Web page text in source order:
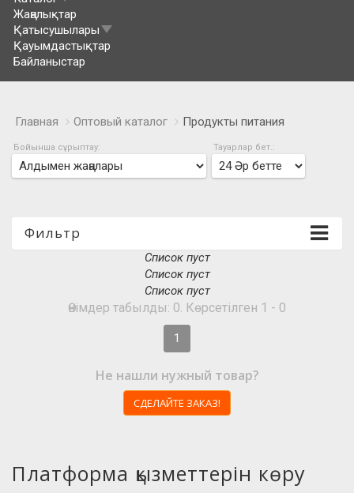
Жаңалықтар
Қатысушылары
Қауымдастықтар
Байланыстар
Главная Оптовый каталог Продукты питания
Бойынша сұрыптау: Тауарлар бет.:
Фильтр
Список пуст
Список пуст
Список пуст
Өнімдер табылды: 0. Көрсетілген 1 - 0
1
Не нашли нужный товар?
СДЕЛАЙТЕ ЗАКАЗ!
Платформа қызметтерін көру